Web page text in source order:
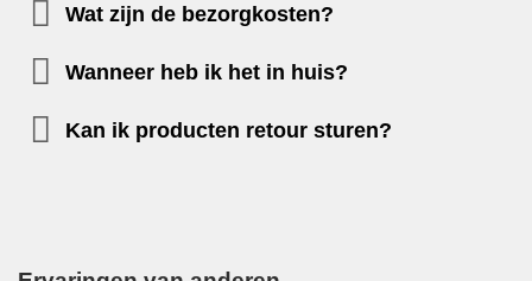
Wat zijn de bezorgkosten?
Wanneer heb ik het in huis?
Kan ik producten retour sturen?